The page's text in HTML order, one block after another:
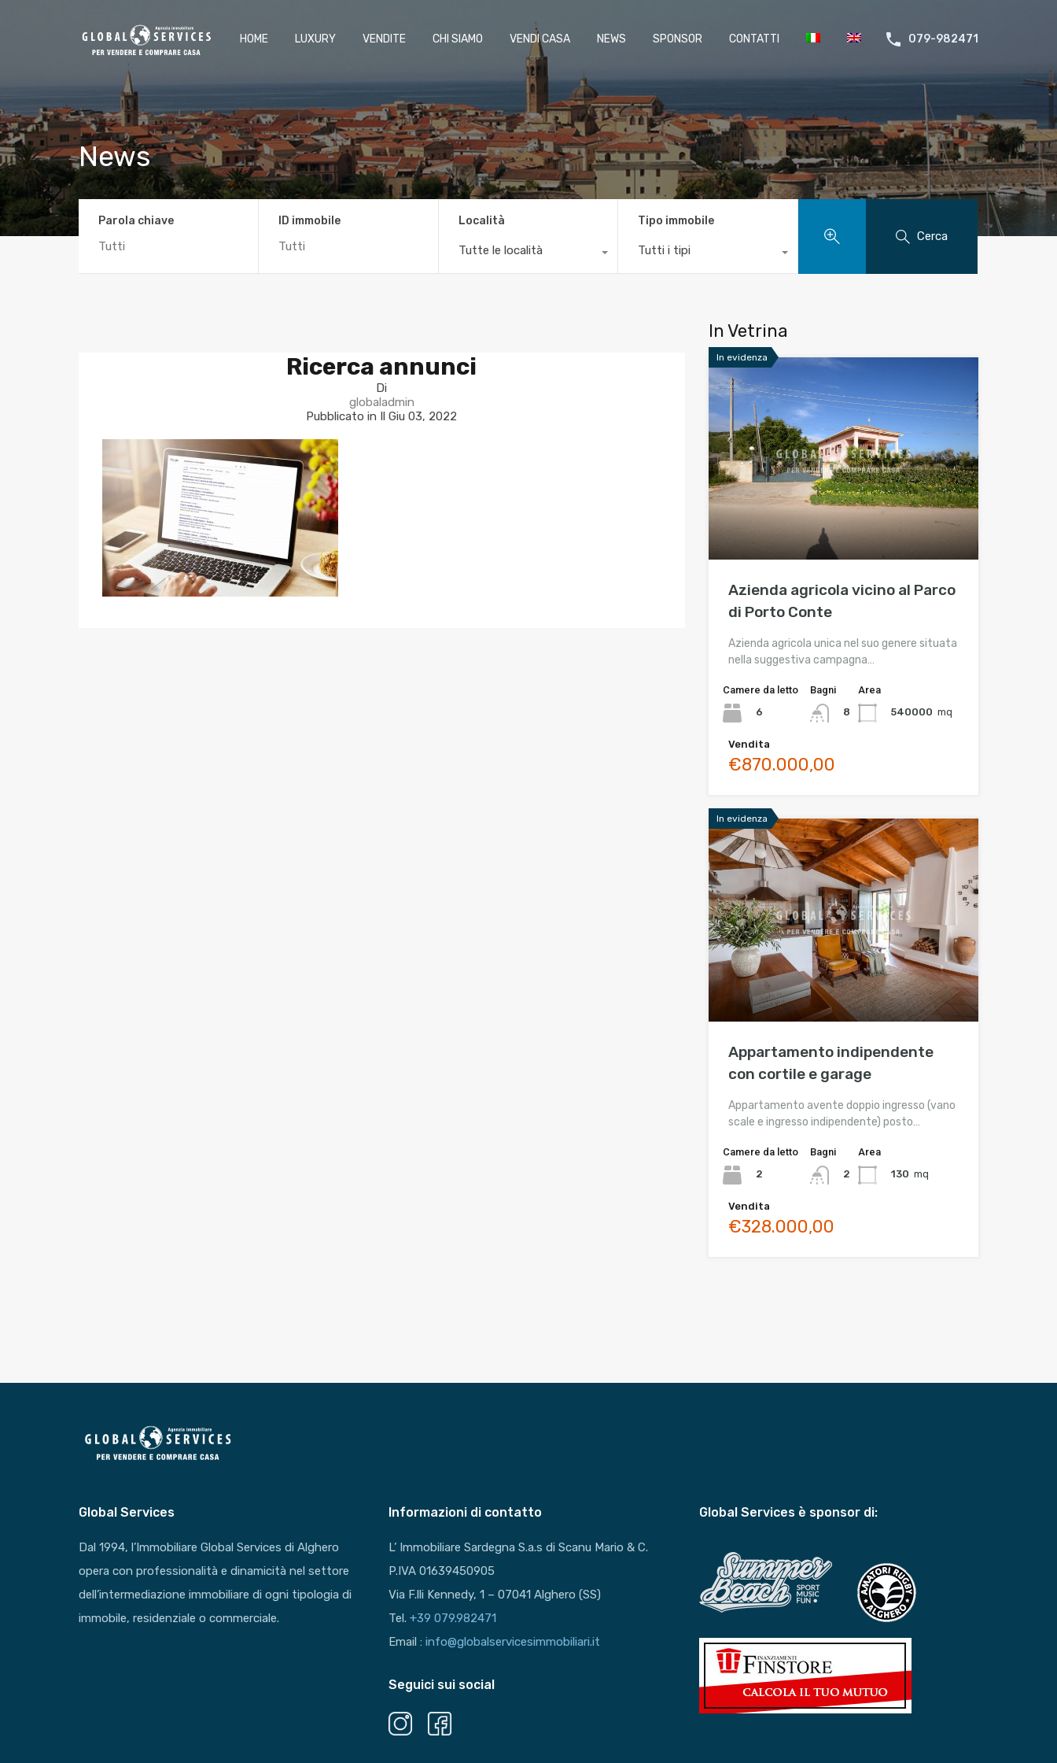
HOME LUXURY VENDITE CHI SIAMO VENDI CASA NEWS SPONSOR CONTATTI 079-982471
News
Parola chiave ID immobile Località
Tutte le località
Tipo immobile
Tutti i tipi
Cerca
Ricerca annunci
Di
globaladmin
Pubblicato in IlGiu 03, 2022
In Vetrina
In evidenza
Azienda agricola vicino al Parco
di Porto Conte
Azienda agricola unica nel suo genere situata
nella suggestiva campagna…
Camere da letto
6
Bagni
8
Area
540000 mq
Vendita
€870.000,00
In evidenza
Appartamento indipendente
con cortile e garage
Appartamento avente doppio ingresso (vano
scale e ingresso indipendente) posto…
Camere da letto
2
Bagni
2
Area
130 mq
Vendita
€328.000,00
Global Services
Dal 1994, l’Immobiliare Global Services di Alghero
opera con professionalità e dinamicità nel settore
dell’intermediazione immobiliare di ogni tipologia di
immobile, residenziale o commerciale.
Informazioni di contatto
L’ Immobiliare Sardegna S.a.s di Scanu Mario & C.
P.IVA 01639450905
Via F.lli Kennedy, 1 – 07041 Alghero (SS)
Tel.+39 079.982471
Email :info@globalservicesimmobiliari.it
Seguici sui social
Global Services è sponsor di: